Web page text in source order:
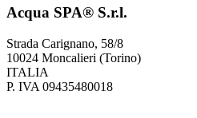
Acqua SPA® S.r.l.
Strada Carignano, 58/8
10024 Moncalieri (Torino)
ITALIA
P. IVA 09435480018